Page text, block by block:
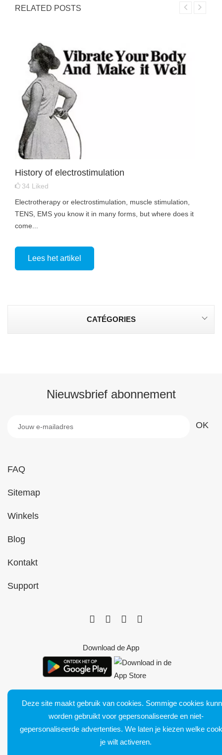
RELATED POSTS
History of electrostimulation
34 Liked
Electrotherapy or electrostimulation, muscle stimulation,
TENS, EMS you know it in many forms, but where does it
come...
Lees het artikel
CATÉGORIES
Nieuwsbrief abonnement
FAQ
Sitemap
Winkels
Blog
Kontakt
Support
Download de App
Bluetens. Tous droits réservés
Juridische kennisgeving
Deze site maakt gebruik van cookies. Sommige cookies
worden gebruikt voor gepersonaliseerde en niet-
gepersonaliseerde advertenties. We laten je kiezen welke
je wilt activeren.